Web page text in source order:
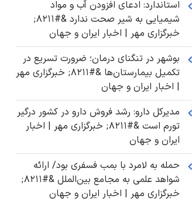
استاندارد: ادعای افزودن آب و مواد
شیمیایی به شیر صحت ندارد &#۸۲۱۱;
خبرگزاری مهر | اخبار ایران و جهان
بوشهر در تنگنای درمان؛ ضرورت تسریع در
تکمیل بیمارستان‌ها &#۸۲۱۱; خبرگزاری مهر
| اخبار ایران و جهان
مدیرکل دارو: رشد فروش دارو در کشور درگیر
تورم است &#۸۲۱۱; خبرگزاری مهر | اخبار
ایران و جهان
حمله به لامرد با بمب فسفری بود/ ارائه
شواهد علمی به مجامع بین‌الملل &#۸۲۱۱;
خبرگزاری مهر | اخبار ایران و جهان